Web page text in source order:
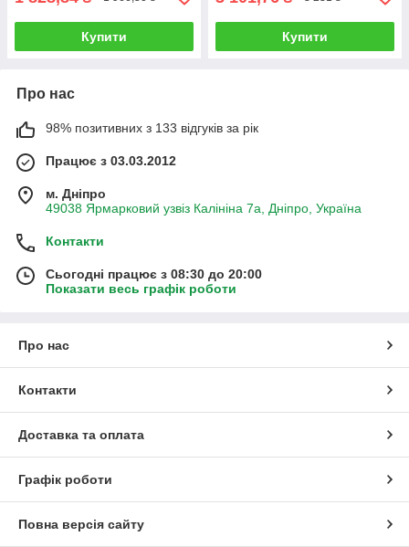
Купити Купити
Про нас
98% позитивних з 133 відгуків за рік
Працює з 03.03.2012
м. Дніпро
49038 Ярмарковий узвіз Калініна 7а, Дніпро, Україна
Контакти
Сьогодні працює з 08:30 до 20:00
Показати весь графік роботи
Про нас
Контакти
Доставка та оплата
Графік роботи
Повна версія сайту